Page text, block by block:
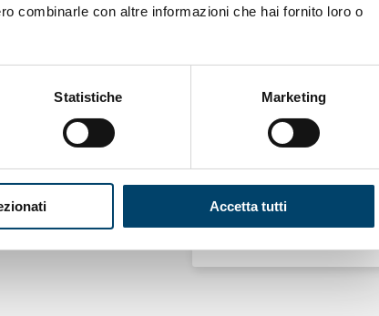
combinarle con altre informazioni che hai fornito loro o
Statistiche Marketing
Accetta tutti
ONDA PER
alla cura
NEWSLETTER
“MEDICINA DI
31 Gen 2026